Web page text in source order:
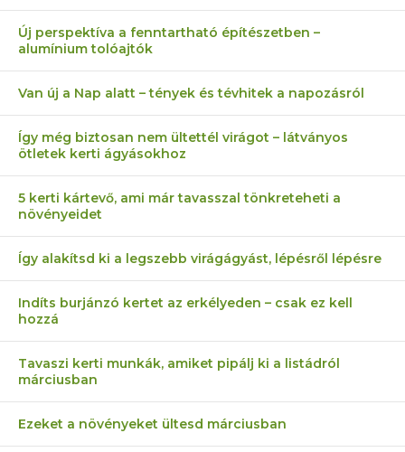
Új perspektíva a fenntartható építészetben –
alumínium tolóajtók
Van új a Nap alatt – tények és tévhitek a napozásról
Így még biztosan nem ültettél virágot – látványos
ötletek kerti ágyásokhoz
5 kerti kártevő, ami már tavasszal tönkreteheti a
növényeidet
Így alakítsd ki a legszebb virágágyást, lépésről lépésre
Indíts burjánzó kertet az erkélyeden – csak ez kell
hozzá
Tavaszi kerti munkák, amiket pipálj ki a listádról
márciusban
Ezeket a növényeket ültesd márciusban